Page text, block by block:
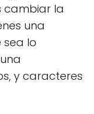
cambiar la
una
lo
y caracteres